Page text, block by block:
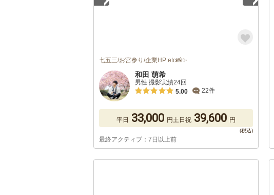
七五三/お宮参り/企業HP etc📸✨
和田 萌希
男性 撮影実績24回
5.00
22件
平日 33,000 円土日祝 39,600 円
最終アクティブ：7日以上前